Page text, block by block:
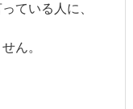
ている人に、
ん。